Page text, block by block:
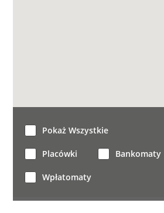
Pokaż Wszystkie
Placówki Bankomaty
Wpłatomaty